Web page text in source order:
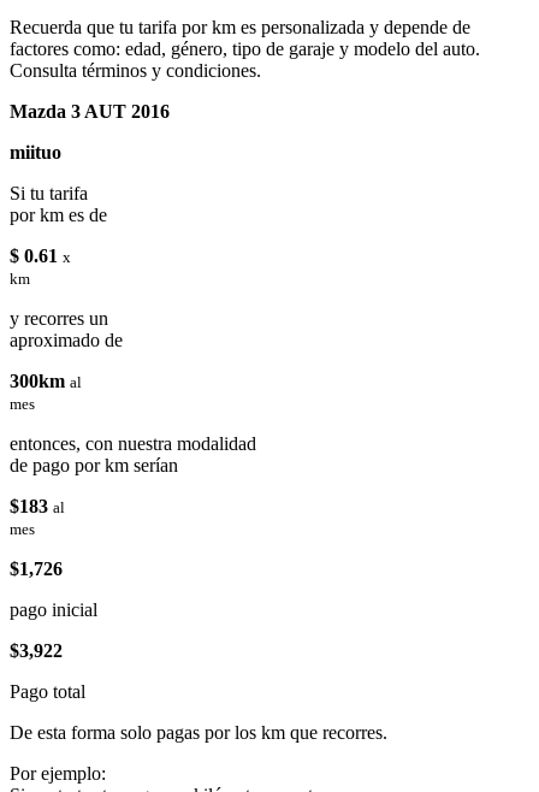
Recuerda que tu tarifa por km es personalizada y depende de
factores como: edad, género, tipo de garaje y modelo del auto.
Consulta términos y condiciones.
Mazda 3 AUT 2016
miituo
Si tu tarifa
por km es de
$ 0.61 x
km
y recorres un
aproximado de
300km al
mes
entonces, con nuestra modalidad
de pago por km serían
$183 al
mes
$1,726
pago inicial
$3,922
Pago total
De esta forma solo pagas por los km que recorres.
Por ejemplo: